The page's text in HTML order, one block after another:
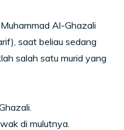
Al-Ghazali
saat beliau sedang
salah satu murid yang
di mulutnya.